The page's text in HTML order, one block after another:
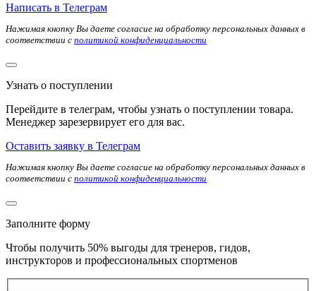
Написать в Телеграм
Нажимая кнопку Вы даете согласие на обработку персональных данных в
соответствии с политикой конфиденциальности
Узнать о поступлении
Перейдите в телеграм, чтобы узнать о поступлении товара.
Менеджер зарезервирует его для вас.
Оставить заявку в Телеграм
Нажимая кнопку Вы даете согласие на обработку персональных данных в
соответствии с политикой конфиденциальности
Заполните форму
Чтобы получить 50% выгоды для тренеров, гидов,
инструкторов и профессиональных спортменов